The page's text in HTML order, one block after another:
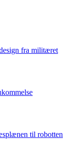
fra militæret
til robotten